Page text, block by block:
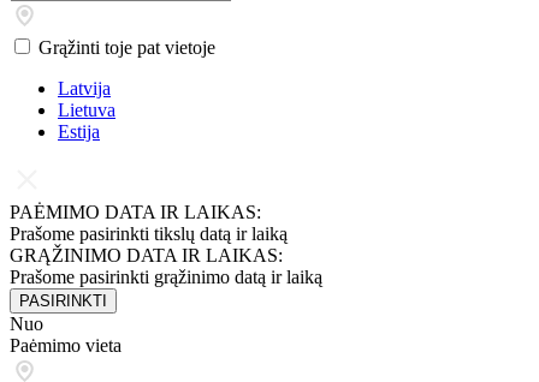
Grąžinti toje pat vietoje
Latvija
Lietuva
Estija
PAĖMIMO DATA IR LAIKAS:
Prašome pasirinkti tikslų datą ir laiką
GRĄŽINIMO DATA IR LAIKAS:
Prašome pasirinkti grąžinimo datą ir laiką
PASIRINKTI
Nuo
Paėmimo vieta